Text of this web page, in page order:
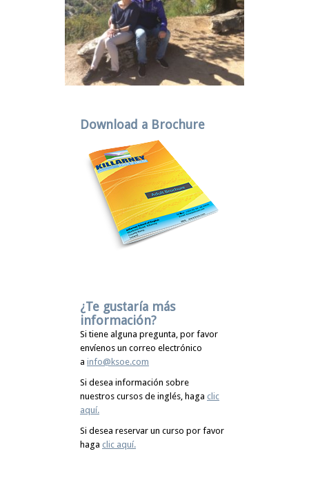
Download a Brochure
¿Te gustaría más
información?
Si tiene alguna pregunta, por favor
envíenos un correo electrónico
a info@ksoe.com
Si desea información sobre
nuestros cursos de inglés, haga clic
aquí.
Si desea reservar un curso por favor
haga clic aquí.